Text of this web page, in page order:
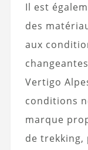
Il est
des
aux
Vertigo
conditions
marque
de trekking,